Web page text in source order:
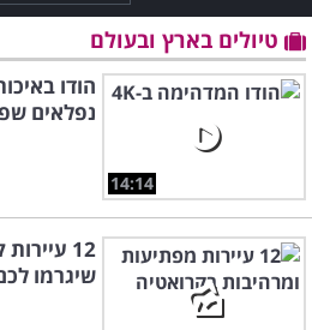
טיולים בארץ ובעולם
14:14
נפלאים
12
שיגרמו